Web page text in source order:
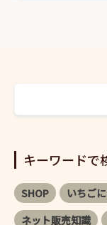
キーワードで
SHOP いちご
ネット販売知識